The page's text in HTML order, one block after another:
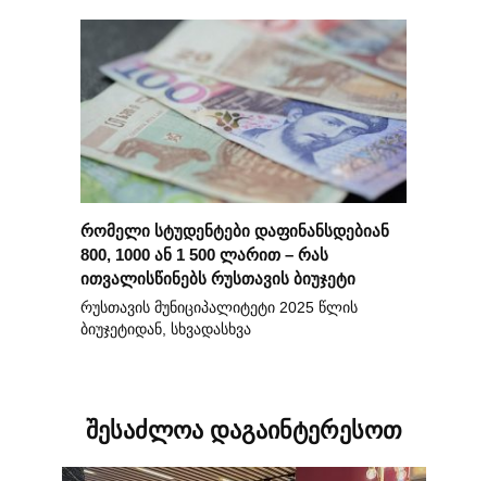
რომელი სტუდენტები დაფინანსდებიან
800, 1000 ან 1 500 ლარით – რას
ითვალისწინებს რუსთავის ბიუჯეტი
რუსთავის მუნიციპალიტეტი 2025 წლის
ბიუჯეტიდან, სხვადასხვა
შესაძლოა დაგაინტერესოთ